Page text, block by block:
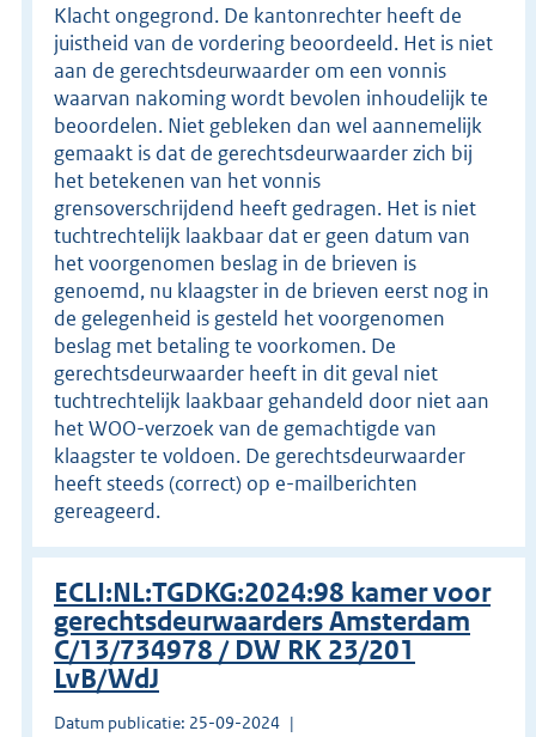
Klacht ongegrond. De kantonrechter heeft de
juistheid van de vordering beoordeeld. Het is niet
aan de gerechtsdeurwaarder om een vonnis
waarvan nakoming wordt bevolen inhoudelijk te
beoordelen. Niet gebleken dan wel aannemelijk
gemaakt is dat de gerechtsdeurwaarder zich bij
het betekenen van het vonnis
grensoverschrijdend heeft gedragen. Het is niet
tuchtrechtelijk laakbaar dat er geen datum van
het voorgenomen beslag in de brieven is
genoemd, nu klaagster in de brieven eerst nog in
de gelegenheid is gesteld het voorgenomen
beslag met betaling te voorkomen. De
gerechtsdeurwaarder heeft in dit geval niet
tuchtrechtelijk laakbaar gehandeld door niet aan
het WOO-verzoek van de gemachtigde van
klaagster te voldoen. De gerechtsdeurwaarder
heeft steeds (correct) op e-mailberichten
gereageerd.
ECLI:NL:TGDKG:2024:98 kamer voor
gerechtsdeurwaarders Amsterdam
C/13/734978 / DW RK 23/201
LvB/WdJ
Datum publicatie: 25-09-2024